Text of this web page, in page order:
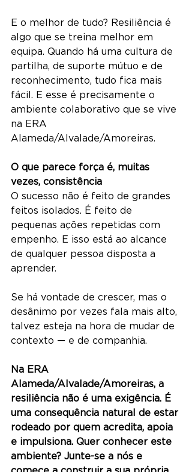
E o melhor de tudo? Resiliência é
algo que se treina melhor em
equipa. Quando há uma cultura de
partilha, de suporte mútuo e de
reconhecimento, tudo fica mais
fácil. E esse é precisamente o
ambiente colaborativo que se vive
na ERA
Alameda/Alvalade/Amoreiras.
O que parece força é, muitas
vezes, consistência
O sucesso não é feito de grandes
feitos isolados. É feito de
pequenas ações repetidas com
empenho. E isso está ao alcance
de qualquer pessoa disposta a
aprender.
Se há vontade de crescer, mas o
desânimo por vezes fala mais alto,
talvez esteja na hora de mudar de
contexto — e de companhia.
Na ERA
Alameda/Alvalade/Amoreiras, a
resiliência não é uma exigência. É
uma consequência natural de estar
rodeado por quem acredita, apoia
e impulsiona. Quer conhecer este
ambiente? Junte-se a nós e